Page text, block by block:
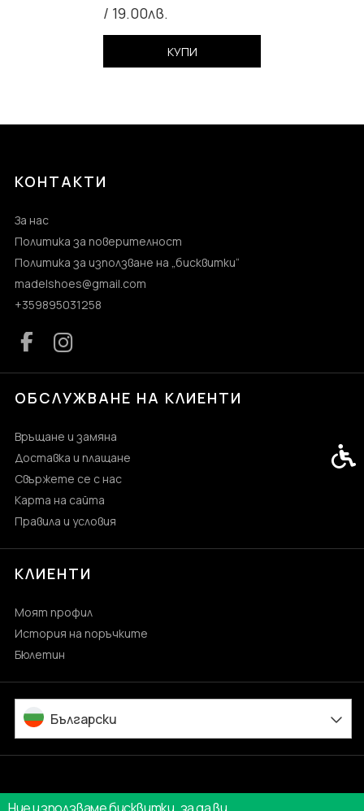
/ 19.00лв.
КУПИ
КОНТАКТИ
За нас
Политика за поверителност
Политика за използване на „бисквитки“
madelshoes@gmail.com
+359895031258
ОБСЛУЖВАНЕ НА КЛИЕНТИ
Връщане и замяна
Доставка и плащане
Свържете се с нас
Карта на сайта
Правила и условия
КЛИЕНТИ
Моят профил
История на поръчките
Бюлетин
Български